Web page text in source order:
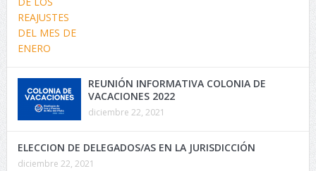
REUNIÓN INFORMATIVA COLONIA DE
VACACIONES 2022
diciembre 22, 2021
ELECCION DE DELEGADOS/AS EN LA JURISDICCIÓN
diciembre 22, 2021